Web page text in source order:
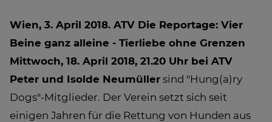
Wien, 3. April 2018. ATV Die Reportage: Vier
Beine ganz alleine - Tierliebe ohne Grenzen
Mittwoch, 18. April 2018, 21.20 Uhr bei ATV
Peter und Isolde Neumüller sind "Hung(a)ry
Dogs"-Mitglieder. Der Verein setzt sich seit
einigen Jahren für die Rettung von Hunden aus